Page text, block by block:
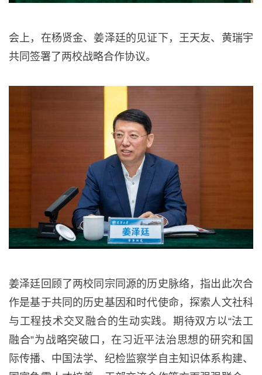
会上，在杨贤金、姜泽廷的见证下，王天友、黄瑞宇
共同签署了两校战略合作协议。
姜泽廷回顾了两校同宗同源的历史脉络，指出此次合
作是基于共同的历史基因和时代使命，探索人文社科
与工程技术交叉融合的生动实践。期待双方以“法工
融合”为战略突破口，在习近平法治思想的研究和国
际传播、中国法学、纪检监察学自主知识体系构建、